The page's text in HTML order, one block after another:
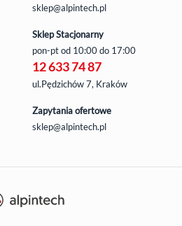
sklep@alpintech.pl
Sklep Stacjonarny
pon-ptod 10:00 do 17:00
12 633 74 87
ul.Pędzichów 7, Kraków
Zapytania ofertowe
sklep@alpintech.pl